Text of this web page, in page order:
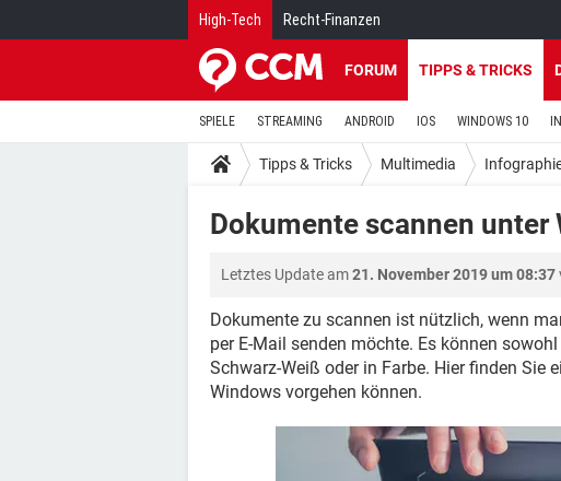
High-Tech Recht-Finanzen
FORUM TIPPS & TRICKS
SPIELE STREAMING ANDROID IOS WINDOWS 10
Tipps & Tricks Multimedia
Dokumente scannen unter
Letztes Update am21. November 2019 um 08:37
Dokumente zu scannen ist nützlich, wenn
per E-Mail senden möchte. Es können
Schwarz-Weiß oder in Farbe. Hier finden Sie
Windows vorgehen können.